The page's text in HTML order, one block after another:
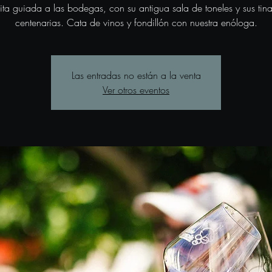
guiada a las bodegas, con su antigua sala de toneles y sus
centenarias. Cata de vinos y fondillón con nuestra enóloga.
Las entradas no están a la venta
Ver otros eventos